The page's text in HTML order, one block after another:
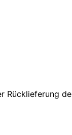
Rücklieferung